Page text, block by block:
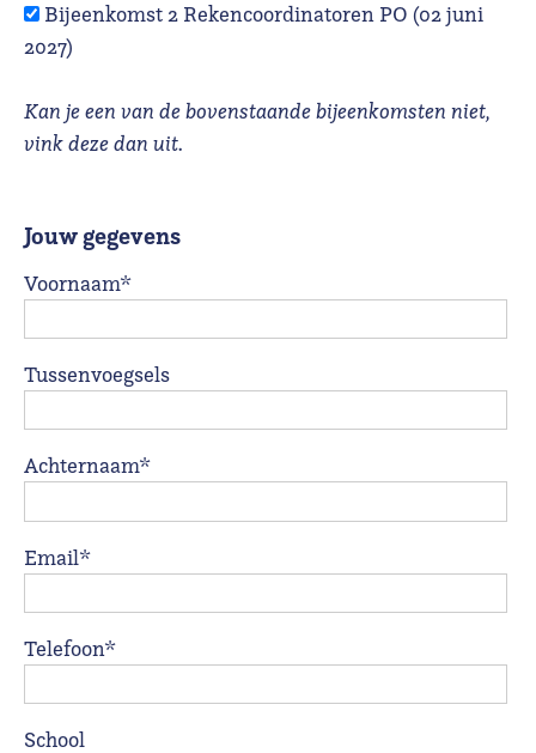
Bijeenkomst 2 Rekencoordinatoren PO (02 juni
2027)
Kan je een van de bovenstaande bijeenkomsten niet,
vink deze dan uit.
Jouw gegevens
Voornaam*
Tussenvoegsels
Achternaam*
Email*
Telefoon*
School